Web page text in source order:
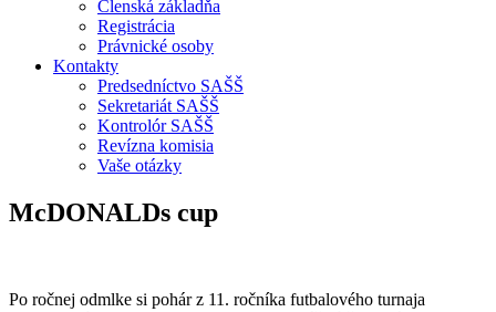
Členská základňa
Registrácia
Právnické osoby
Kontakty
Predsedníctvo SAŠŠ
Sekretariát SAŠŠ
Kontrolór SAŠŠ
Revízna komisia
Vaše otázky
McDONALDs cup
Po ročnej odmlke si pohár z 11. ročníka futbalového turnaja